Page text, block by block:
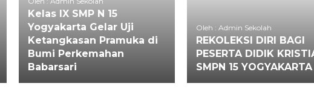
Kelas IX SMP N 15
Yogyakarta Gelar Uji
Ketangkasan Pramuka di
Bumi Perkemahan
Babarsari
Oleh : Admin Sekolah
REKOLEKSI DIRI BAGI
PESERTA DIDIK
SMPN 15 YOGYAKARTA